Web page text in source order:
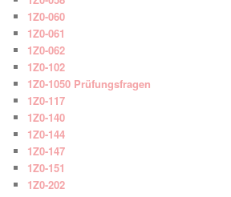
1Z0-060
1Z0-061
1Z0-062
1Z0-102
1Z0-1050 Prüfungsfragen
1Z0-117
1Z0-140
1Z0-144
1Z0-147
1Z0-151
1Z0-202